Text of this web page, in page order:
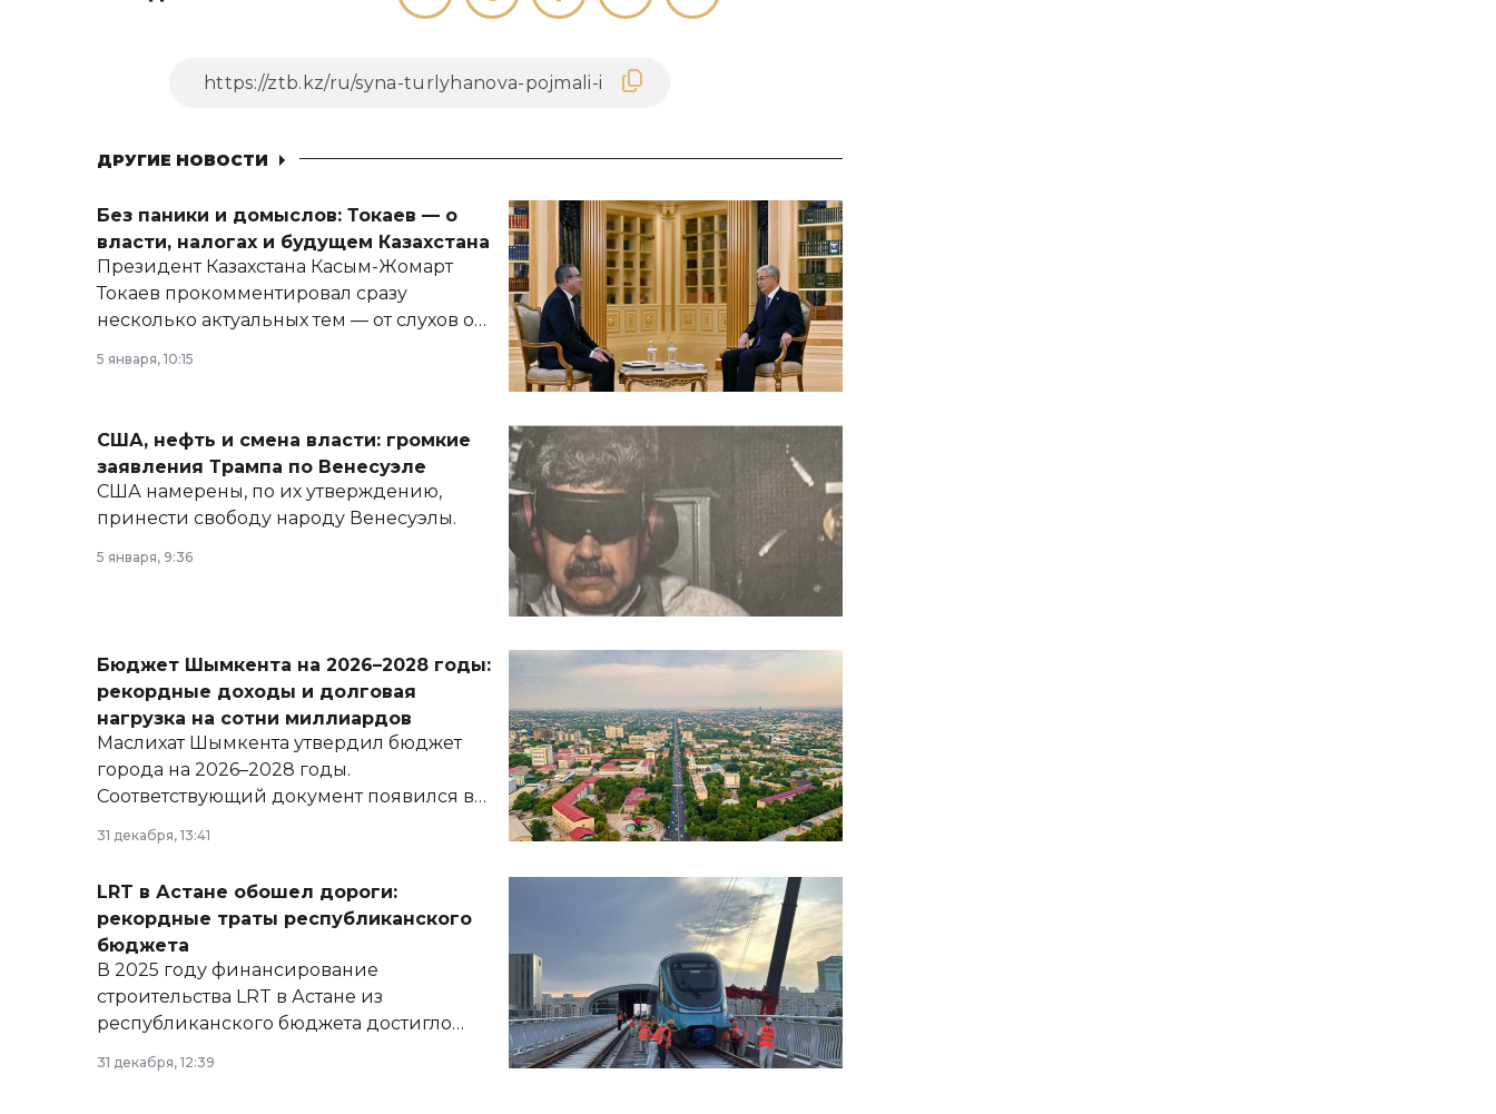
ДРУГИЕ НОВОСТИ
Без паники и домыслов: Токаев — о
власти, налогах и будущем Казахстана
Президент Казахстана Касым-Жомарт
Токаев прокомментировал сразу
несколько актуальных тем — от слухов о
армии, экономики и личного здоровья.
5 января, 10:15
США, нефть и смена власти: громкие
заявления Трампа по Венесуэле
США намерены, по их утверждению,
принести свободу народу Венесуэлы.
5 января, 9:36
Бюджет Шымкента на 2026–2028 годы:
рекордные доходы и долговая
нагрузка на сотни миллиардов
Маслихат Шымкента утвердил бюджет
города на 2026–2028 годы.
Соответствующий документ появился в
базе нормативных правовых актов и на
сайте маслихат города.
31 декабря, 13:41
LRT в Астане обошел дороги:
рекордные траты республиканского
бюджета
В 2025 году финансирование
строительства LRT в Астане из
республиканского бюджета достигло
рекордных объемов.
31 декабря, 12:39